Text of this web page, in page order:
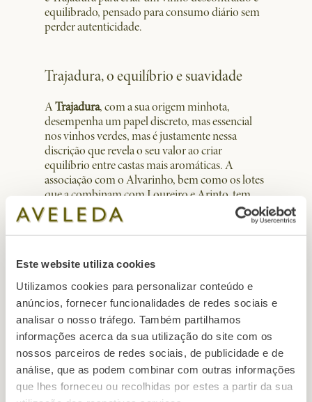
Este website utiliza cookies
Utilizamos cookies para personalizar conteúdo e
anúncios, fornecer funcionalidades de redes sociais e
analisar o nosso tráfego. Também partilhamos
informações acerca da sua utilização do site com os
nossos parceiros de redes sociais, de publicidade e de
análise, que as podem combinar com outras informações
que lhes forneceu ou recolhidas por estes a partir da sua
equilibrado, pensado para consumo diário sem
perder autenticidade.
Trajadura, o equilíbrio e suavidade
ATrajadura, com a sua origem minhota,
desempenha um papel discreto, mas essencial
nos vinhos verdes, mas é justamente nessa
discrição que revela o seu valor ao criar
equilíbrio entre castas mais aromáticas. A
associação com o Alvarinho, bem como os lotes
que a combinam com Loureiro e Arinto, tem
vindo a ganhar cada vez mais popularidade.
·Aromas de fruta madura, como maçã, pêssego
·Baixa acidez e menor teor alcoólico.
·Contribui para suavidade e acessibilidade nos
blends
NoAveleda Fonte Branco, a Trajadura reforça a
o carácter macio e equilibrado do conjunto,
equilibrando a frescura do Loureiro e os aromas
da Fernão Pires, resultando num vinho
harmonioso e versátil para diferentes ocasiões.